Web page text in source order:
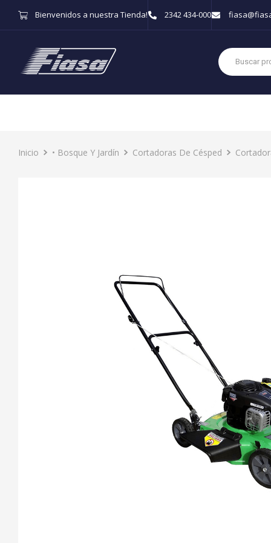
Bienvenidos a nuestra Tienda! 2342 434-000
Inicio • Bosque Y Jardín Cortadoras De Césped